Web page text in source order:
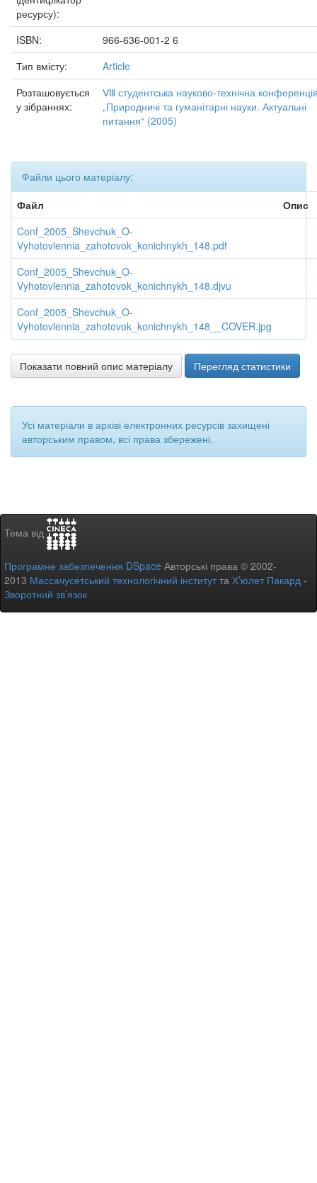
ресурсу):
ISBN:
966-636-001-2 6
Тип вмісту:
Article
Розташовується
у зібраннях:
Ⅷ студентська науково-технічна
„Природничі та гуманітарні науки. Актуальні
питання“ (2005)
Файли цього матеріалу:
Файл
Опис
Conf_2005_Shevchuk_O-
Vyhotovlennia_zahotovok_konichnykh_148.pdf
Conf_2005_Shevchuk_O-
Vyhotovlennia_zahotovok_konichnykh_148.djvu
Conf_2005_Shevchuk_O-
Vyhotovlennia_zahotovok_konichnykh_148__COVER.jpg
Показати повний опис матеріалу Перегляд статистики
Усі матеріали в архіві електронних ресурсів захищені
авторським правом, всі права збережені.
Тема від
Програмне забезпечення DSpace Авторські права © 2002-
2013 Массачусетський технологічний інститутта Х’юлет Пакард -
Зворотний зв’язок